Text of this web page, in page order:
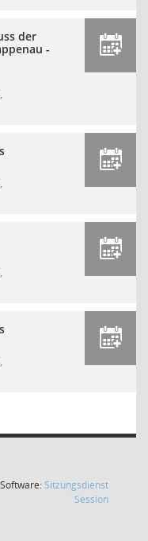
der
-
Software: Sitzungsdienst
Session(Wird in